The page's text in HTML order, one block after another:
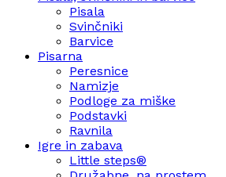
Pisala
Svinčniki
Barvice
Pisarna
Peresnice
Namizje
Podloge za miške
Podstavki
Ravnila
Igre in zabava
Little steps®